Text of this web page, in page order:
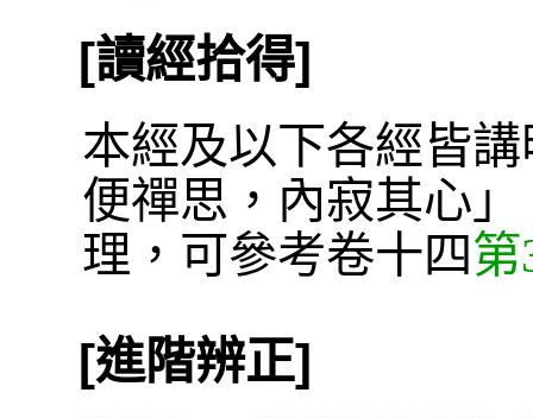
[讀經拾得]
本經及以下各經皆
便禪思，內寂其心
理，可參考卷十四
[進階辨正]